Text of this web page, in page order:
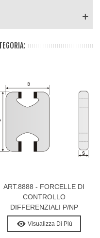
ART.8888 - FORCELLE DI
CONTROLLO
DIFFERENZIALI P/NP
Visualizza Di Più